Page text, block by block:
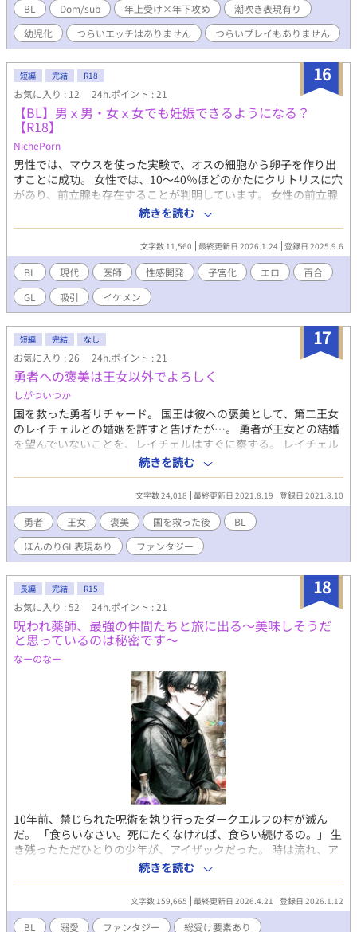
られたことのないSubの甘酸っぱいエッチなお話。 ※【大型犬
Subの躾は射精管理が大事】のスピンオフですが単体でもお楽し
みいただけますが両方お読みいただくと美味しいかもしれません
※ムーンライトノベルズにも投稿しています ※2021/12/30 おま
け追加しました
BL Dom/sub 年上受け×年下攻め
潮吹き表現有り
幼児化
つらいエッチはありません つらいプレイもありません
16
短編 完結 R18
お気に入り : 12 24h.ポイント : 21
【BL】男ｘ男・女ｘ女でも妊娠できるようになる？
【R18】
NichePorn
男性では、マウスを使った実験で、オスの細胞から卵子を作り出
すことに成功。 女性では、10〜40％ほどのかたにクリトリスに穴
があり、前立腺も存在することが判明しています。 女性の前立腺
にも前部型、後部型、ダンベル型などがあり、尿道付近に存在す
ることが確認されています。 精液をつくりだす役割をしている前
立腺。 女性版精液とも考えられる生殖液に、女性同士での生殖。
生殖自由化、性の役割の平等化、同じ性で生まれても、苦しまず
に恋愛できる時代がくるといいですね。 ※「偶然出会った医師に
カラダを開発されて」の修正版です。
続きを読む
文字数 11,560 最終更新日 2026.1.24 登録日 2025.9.6
BL 現代 医師 性感開発 子宮化 エロ
百合
GL
吸引 イケメン
17
短編 完結 なし
お気に入り : 26 24h.ポイント : 21
勇者への褒美は王女以外でよろしく
しがついつか
国を救った勇者リチャード。 国王は彼への褒美として、第二王女
のレイチェルとの婚姻を許すと告げたが…。 勇者が王女との結婚
を望んでいないことを、レイチェルはすぐに察する。 レイチェル
に促され、勇者は望みを口にした。 「勇者を――殺してくださ
い…」 大戦を終えた勇者パーティのその後のお話。 ※BLとGL要
素を含みます BL：勇者→盗賊。 GL：勇者の元パーティメン
バーの二人（※会話の中でちらっと出てくるだけ）
続きを読む
文字数 24,018 最終更新日 2021.8.19 登録日 2021.8.10
勇者 王女 褒美 国を救った後
BL
ほんのりGL表現あり
ファンタジー
18
長編 完結 R15
お気に入り : 52 24h.ポイント : 21
呪われ薬師、最強の仲間たちと旅に出る～美味しそうだ
と思っているのは秘密です～
なーのなー
10年前、禁じられた呪術を執り行ったダークエルフの村が滅ん
だ。 「食らいなさい。死にたくなければ、食らい続けるの。」 生
き残ったただひとりの少年が、アイザックだった。 時は流れ、ア
イザックは魔王城へ向かう旅に出る。人間化してしまったこの体
を戻す薬を作るため、材料となる魔物を狩りに行くのだ。だが、
戦闘のできない非力な人間になったアイザックひとりでは厳し
い。 冒険者として登録し、パーティーメンバーを募ることにした
のだった。 0時更新 以前pixivで掲載していた『背徳gluttony』マ
続きを読む
文字数 159,665 最終更新日 2026.4.21 登録日 2026.1.12
BL 溺愛 ファンタジー
総受け要素あり